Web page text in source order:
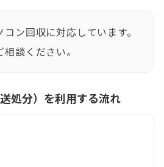
ン回収に対応しています。
談ください。
処分）を利用する流れ